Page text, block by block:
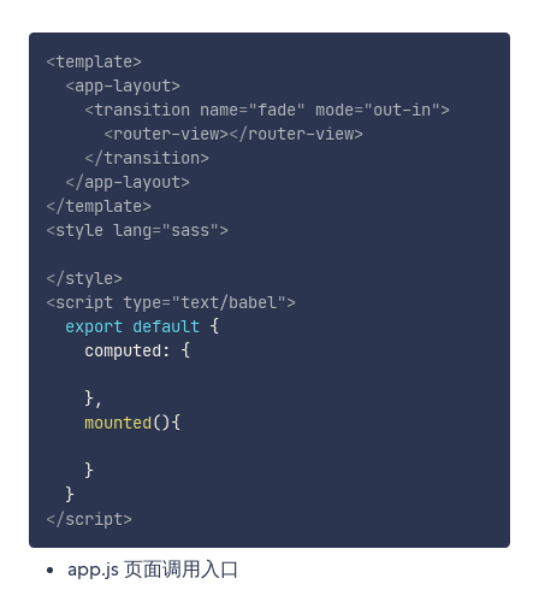
<template>
<app-layout>
<transition name="fade" mode="out-in">
<router-view></router-view>
</transition>
</app-layout>
</template>
<style lang="sass">
</style>
<script type="text/babel">
export default {
    computed
: {
},
mounted(){
}
}
</script>
app.js 页面调用入口